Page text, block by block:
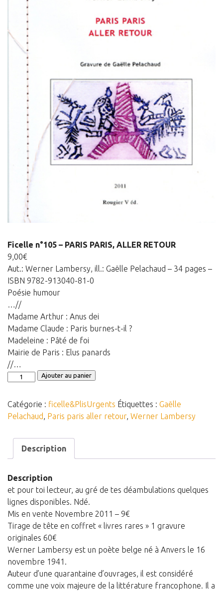
Estampes
Livres d’artiste
Ficelle noire
Auteurs
Beaux-Arts
Peintures
Dessins
Les froissés, les plissés
Installations
L’actualité
Mon Compte
Déconnexion
Contact
Ficelle n°105 – PARIS PARIS, ALLER RETOUR
9,00€
Aut.: Werner Lambersy, ill.: Gaëlle Pelachaud – 34 pages –
ISBN 9782-913040-81-0
Poésie humour
…//
Madame Arthur : Anus dei
Madame Claude : Paris burnes-t-il ?
Madeleine : Pâté de foi
Mairie de Paris : Elus panards
//…
quantité
Ficelle
n°105
PARIS,
ALLER
Ajouter au panier
Catégorie : ficelle&PlisUrgents Étiquettes : Gaëlle
Pelachaud, Paris paris aller retour, Werner Lambersy
Description
Description
et pour toi lecteur, au gré de tes déambulations quelques
lignes disponibles. Ndé.
Mis en vente Novembre 2011 – 9€
Tirage de tête en coffret « livres rares » 1 gravure
originales 60€
Werner Lambersy est un poète belge né à Anvers le 16
novembre 1941.
Auteur d’une quarantaine d’ouvrages, il est considéré
comme une voix majeure de la littérature francophone. Il a